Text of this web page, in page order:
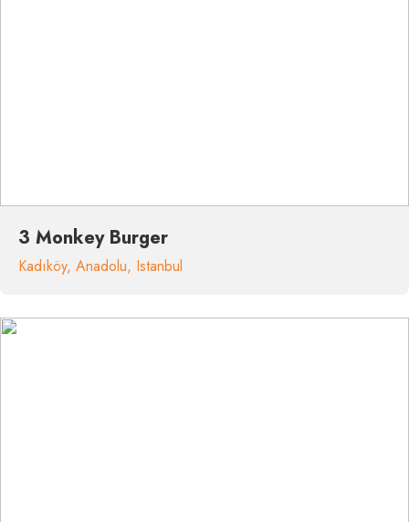
3 Monkey Burger
Kadıköy, Anadolu, Istanbul